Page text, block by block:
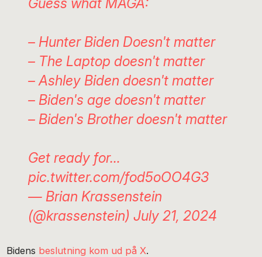
– Hunter Biden Doesn't matter
– The Laptop doesn't matter
– Ashley Biden doesn't matter
– Biden's age doesn't matter
– Biden's Brother doesn't matter
Get ready for…
pic.twitter.com/fod5oOO4G3
— Brian Krassenstein
(@krassenstein) July 21, 2024
Bidens beslutning kom ud på X.